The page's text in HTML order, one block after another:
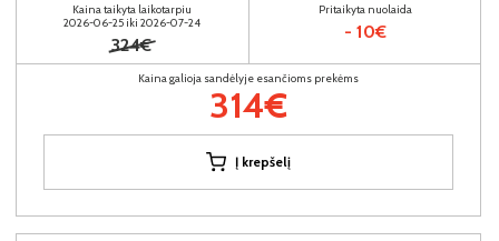
Kaina taikyta laikotarpiu
2026-06-25 iki 2026-07-24
324€
Pritaikyta nuolaida
- 10€
Kaina galioja sandėlyje esančioms prekėms
314€
Į krepšelį